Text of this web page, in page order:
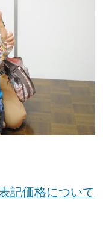
記価格について